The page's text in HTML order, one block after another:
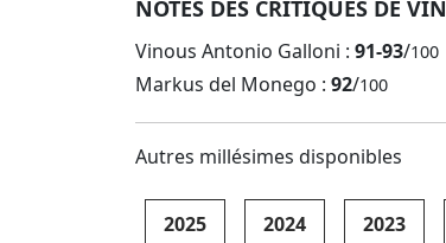
NOTES DES CRITIQUES DE VIN
Vinous Antonio Galloni : 91-93/100
Markus del Monego : 92/100
Autres millésimes disponibles
2025 2024 2023